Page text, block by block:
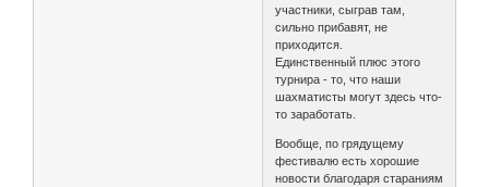
участники, сыграв там,
сильно прибавят, не
приходится.
Единственный плюс этого
турнира - то, что наши
шахматисты могут здесь что-
то заработать.
Вообще, по грядущему
фестивалю есть хорошие
новости благодаря стараниям